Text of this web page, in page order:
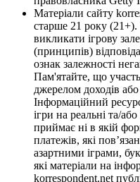
Матеріали сайту
старше 21 року (21+).
викликати ігрову
(принципів)
ознак залежності
Пам'ятайте, що
джерелом доходів
Інформаційний
ігри на реальні та/
приймає ні в якій
платежів, які
азартними іграми,
які матеріали на
korrespondent.net